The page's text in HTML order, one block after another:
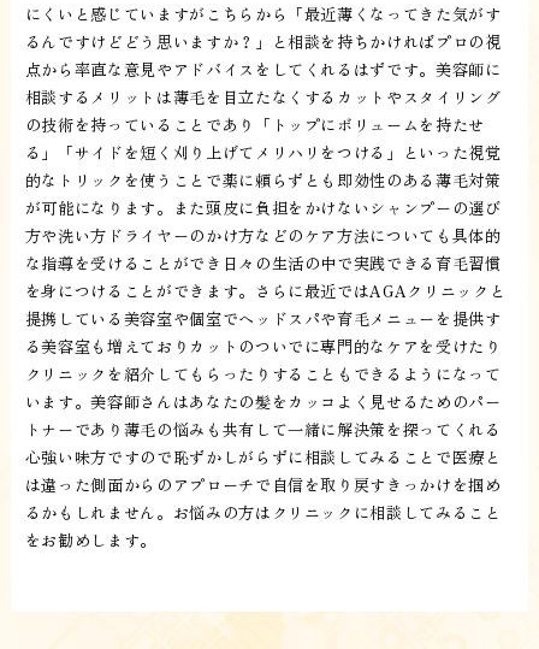
にくいと感じていますがこちらから「最近薄くなってきた気がす
るんですけどどう思いますか？」と相談を持ちかければプロの視
点から率直な意見やアドバイスをしてくれるはずです。美容師に
相談するメリットは薄毛を目立たなくするカットやスタイリング
の技術を持っていることであり「トップにボリュームを持たせ
る」「サイドを短く刈り上げてメリハリをつける」といった視覚
的なトリックを使うことで薬に頼らずとも即効性のある薄毛対策
が可能になります。また頭皮に負担をかけないシャンプーの選び
方や洗い方ドライヤーのかけ方などのケア方法についても具体的
な指導を受けることができ日々の生活の中で実践できる育毛習慣
を身につけることができます。さらに最近ではAGAクリニックと
提携している美容室や個室でヘッドスパや育毛メニューを提供す
る美容室も増えておりカットのついでに専門的なケアを受けたり
クリニックを紹介してもらったりすることもできるようになって
います。美容師さんはあなたの髪をカッコよく見せるためのパー
トナーであり薄毛の悩みも共有して一緒に解決策を探ってくれる
心強い味方ですので恥ずかしがらずに相談してみることで医療と
は違った側面からのアプローチで自信を取り戻すきっかけを掴め
るかもしれません。お悩みの方はクリニックに相談してみること
をお勧めします。